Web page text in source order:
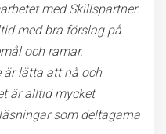
med Skillspartner.
med bra förslag på
och ramar.
är lätta att nå och
är alltid mycket
som deltagarna